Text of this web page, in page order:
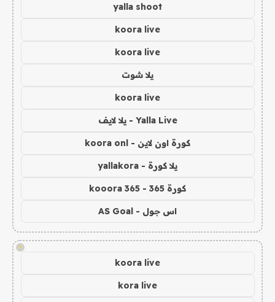
yalla shoot
koora live
koora live
يلا شوت
koora live
Yalla Live - يلا لايف
كورة اون لاين - koora onl
يلا كورة - yallakora
كورة 365 - kooora 365
اس جول - AS Goal
!
koora live
kora live